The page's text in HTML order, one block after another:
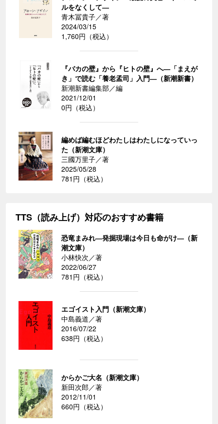
ルをなくして―
青木冨貴子／著
2024/03/15
1,760円（税込）
『バカの壁』から『ヒトの壁』へ―「まえが
き」で読む「養老孟司」入門―（新潮新書）
新潮新書編集部／編
2021/12/01
0円（税込）
編めば編むほどわたしはわたしになっていっ
た（新潮文庫）
三國万里子／著
2025/05/28
781円（税込）
TTS（読み上げ）対応のおすすめ書籍
恐竜まみれ―発掘現場は今日も命がけ―（新
潮文庫）
小林快次／著
2022/06/27
781円（税込）
エゴイスト入門（新潮文庫）
中島義道／著
2016/07/22
638円（税込）
からかご大名（新潮文庫）
新田次郎／著
2012/11/01
660円（税込）